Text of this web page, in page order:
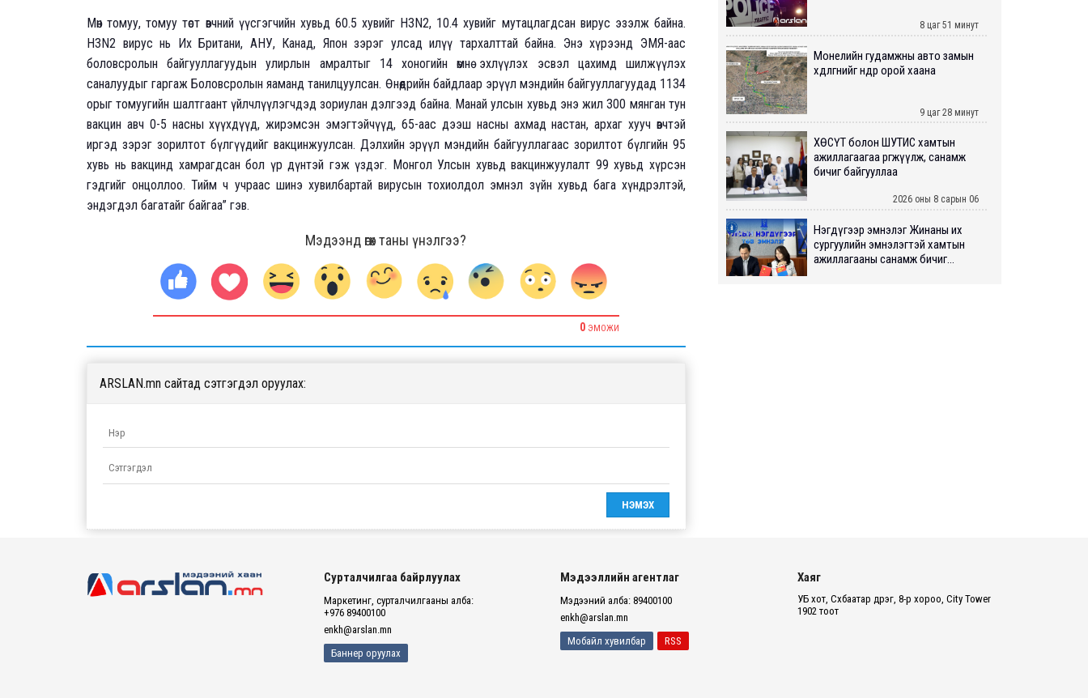
Мөн томуу, томуу төст өвчний үүсгэгчийн хувьд 60.5 хувийг H3N2, 10.4 хувийг мутацлагдсан вирус эзэлж байна.
H3N2 вирус нь Их Британи, АНУ, Канад, Япон зэрэг улсад илүү тархалттай байна. Энэ хүрээнд ЭМЯ-аас
боловсролын байгууллагуудын улирлын амралтыг 14 хоногийн өмнө эхлүүлэх эсвэл цахимд шилжүүлэх
саналуудыг гаргаж Боловсролын яаманд танилцуулсан. Өнөөдрийн байдлаар эрүүл мэндийн байгууллагуудад 1134
орыг томуугийн шалтгаант үйлчлүүлэгчдэд зориулан дэлгээд байна. Манай улсын хувьд энэ жил 300 мянган тун
вакцин авч 0-5 насны хүүхдүүд, жирэмсэн эмэгтэйчүүд, 65-аас дээш насны ахмад настан, архаг хууч өвчтэй
иргэд зэрэг зорилтот бүлгүүдийг вакцинжуулсан. Дэлхийн эрүүл мэндийн байгууллагаас зорилтот бүлгийн 95
хувь нь вакцинд хамрагдсан бол үр дүнтэй гэж үздэг. Монгол Улсын хувьд вакцинжуулалт 99 хувьд хүрсэн
гэдгийг онцоллоо. Тийм ч учраас шинэ хувилбартай вирусын тохиолдол эмнэл зүйн хувьд бага хүндрэлтэй,
эндэгдэл багатайг байгаа” гэв.
Мэдээнд өгөх таны үнэлгээ?
0 ЭМОЖИ
ARSLAN.mn сайтад сэтгэгдэл оруулах:
8 цаг 51 минут
Монелийн гудамжны авто замын
хөдөлгөөнийг өнөөдөр орой хаана
9 цаг 28 минут
ХӨСҮТ болон ШУТИС хамтын
ажиллагаагаа өргөжүүлж, санамж
бичиг байгууллаа
2026 оны 8 сарын 06
Нэгдүгээр эмнэлэг Жинаны их
сургуулийн эмнэлэгтэй хамтын
ажиллагааны санамж бичиг...
Д.Амарбаясгалан: Шатахууны
хомдсол бол өөрөө төрийн бодлогын
хомсдол
Сурталчилгаа байрлуулах
Маркетинг, сурталчилгааны алба:
+976 89400100
enkh@arslan.mn
Баннер оруулах
Мэдээллийн агентлаг
Мэдээний алба: 89400100
enkh@arslan.mn
Мобайл хувилбар
RSS
Хаяг
УБ хот, Сүхбаатар дүүрэг, 8-р хороо, City Tower
1902 тоот